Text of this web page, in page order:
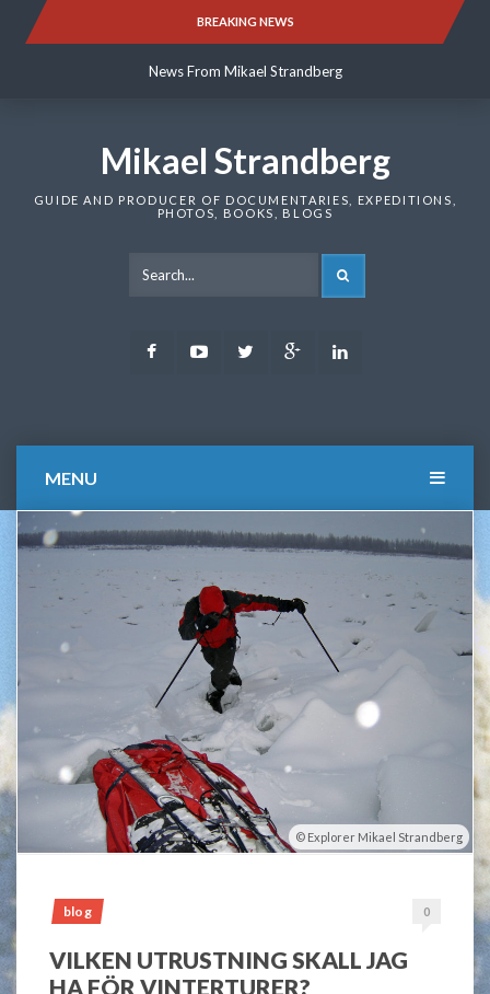
BREAKING NEWS
News From Mikael Strandberg
News From Mikael Strandberg
Mikael Strandberg
GUIDE AND PRODUCER OF DOCUMENTARIES, EXPEDITIONS,
PHOTOS, BOOKS, BLOGS
FacebookYoutubeTwitter Google
MENU
Explorer Mikael Strandberg
blog 0
VILKEN UTRUSTNING SKALL JAG
HA FÖR VINTERTURER?